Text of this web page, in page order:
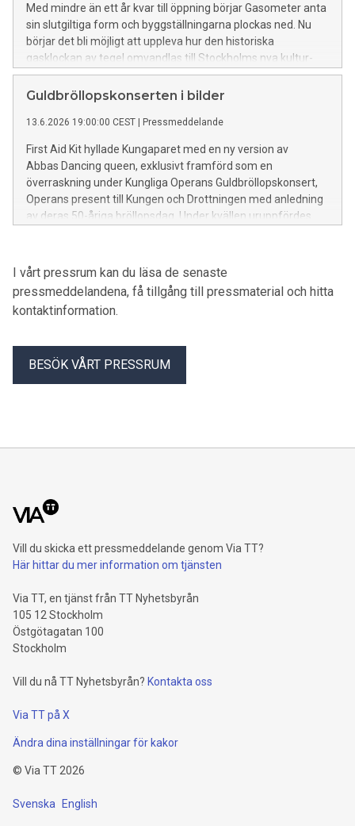
Med mindre än ett år kvar till öppning börjar Gasometer anta
sin slutgiltiga form och byggställningarna plockas ned. Nu
börjar det bli möjligt att uppleva hur den historiska
gasklockan av tegel omvandlas till Stockholms nya kultur-
och evenemangsarena. Här flyttar Kungliga Operan in under
de år som Operahuset vid Gustav Adolfs torg renoveras och
och olika evenemang.
Guldbröllopskonserten i bilder
13.6.2026 19:00:00 CEST Pressmeddelande
First Aid Kit hyllade Kungaparet med en ny version av
Abbas Dancing queen, exklusivt framförd som en
överraskning under Kungliga Operans Guldbröllopskonsert,
Operans present till Kungen och Drottningen med anledning
av deras 50-åriga bröllopsdag. Under kvällen uruppfördes
Elofsson, som en gåva till Kungaparet från Kungliga
Musikaliska Akademien. Kvällens konferencier var Stina
Ekblad. Även Kungliga Hovkapellet, Kungliga Baletten och
Kungliga Operans kör medverkade, under ledning av dirigent
Fredriksson och Daniel Johansson samt hovsångerska Elin
Rombo. Danssolister varGuillaume Diop och Luiza Lopes. Här
finns bilder från kvällens framträdanden!
I vårt pressrum kan du läsa de senaste
pressmeddelandena, få tillgång till pressmaterial och hitta
kontaktinformation.
BESÖK VÅRT PRESSRUM
Vill du skicka ett pressmeddelande genom Via TT?
Här hittar du mer information om tjänsten
Via TT, en tjänst från TT Nyhetsbyrån
105 12 Stockholm
Östgötagatan 100
Stockholm
Vill du nå TT Nyhetsbyrån? Kontakta oss
Via TT på X
Ändra dina inställningar för kakor
© Via TT2026
Svenska English